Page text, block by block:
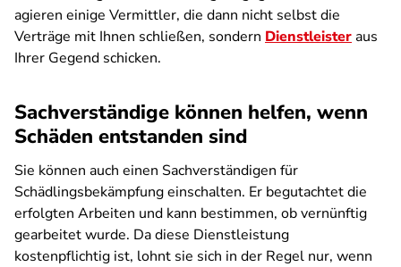
agieren einige Vermittler, die dann nicht selbst die
Verträge mit Ihnen schließen, sondern Dienstleisteraus
Ihrer Gegend schicken.
Sachverständige können helfen, wenn
Schäden entstanden sind
Sie können auch einen Sachverständigen für
Schädlingsbekämpfung einschalten. Er begutachtet die
erfolgten Arbeiten und kann bestimmen, ob vernünftig
gearbeitet wurde. Da diese Dienstleistung
kostenpflichtig ist, lohnt sie sich in der Regel nur, wenn